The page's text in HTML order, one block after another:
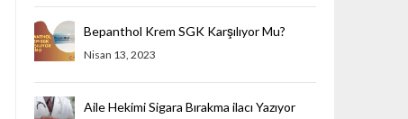
Bepanthol Krem SGK Karşılıyor Mu?
Nisan 13, 2023
Aile Hekimi Sigara Bırakma ilacı Yazıyor